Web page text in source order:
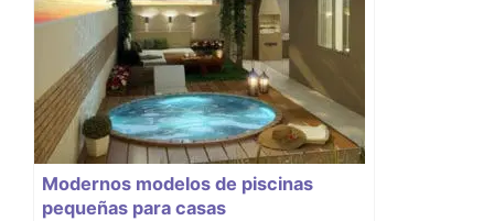
Modernos modelos de piscinas
pequeñas para casas